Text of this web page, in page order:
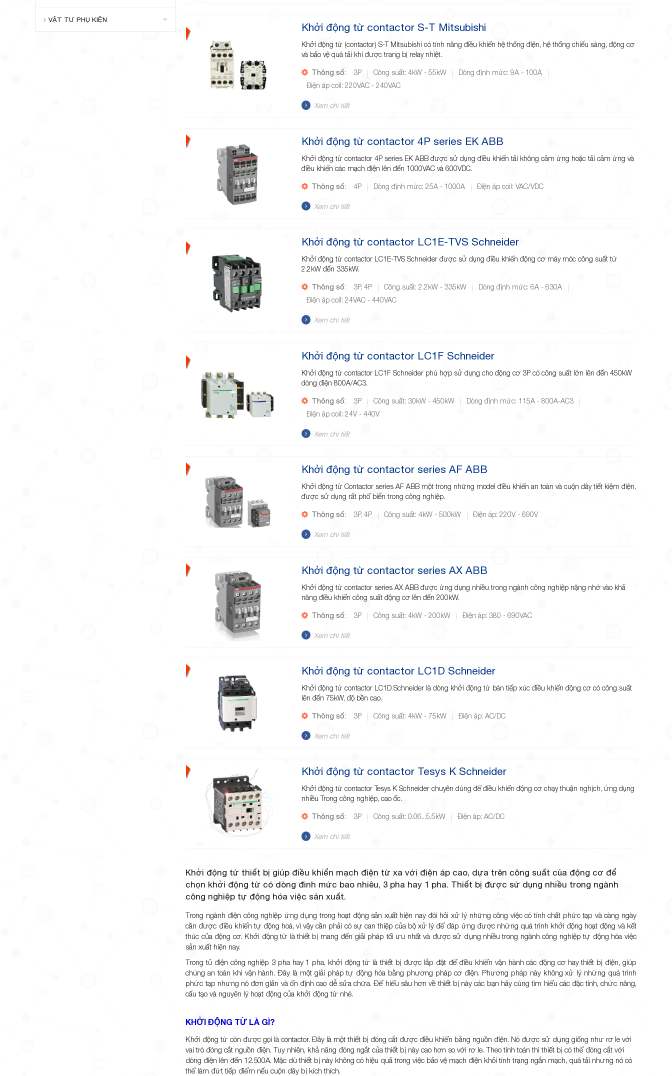
VẬT TƯ PHỤ KIỆN
Khởi động từ contactor S-T Mitsubishi
Khởi động từ (contactor) S-T Mitsubishi có tính năng điều khiển hệ thống điện, hệ thống chiếu sáng, động cơ
và bảo vệ quá tải khi được trang bị relay nhiệt.
Thông số: 3P Công suất: 4kW - 55kW
Dòng định mức: 9A - 100A
Điện áp coil: 220VAC - 240VAC
Xem chi tiết
Khởi động từ contactor 4P series EK ABB
Khởi động từ contactor 4P series EK ABB được sử dụng điều khiển tải không cảm ứng hoặc tải cảm ứng và
điều khiển các mạch điện lên đến 1000VAC và 600VDC.
Thông số: 4P Dòng định mức: 25A - 1000A Điện áp coil: VAC/VDC
Xem chi tiết
Khởi động từ contactor LC1E-TVS Schneider
Khởi động từ contactor LC1E-TVS Schneider được sử dụng điều khiển động cơ máy móc công suất từ
2.2kW đến 335kW.
Thông số: 3P, 4P Công suất: 2.2kW - 335kW
Dòng định mức: 6A - 630A
Điện áp coil: 24VAC - 440VAC
Xem chi tiết
Khởi động từ contactor LC1F Schneider
Khởi động từ contactor LC1F Schneider phù hợp sử dụng cho động cơ 3P có công suất lớn lên đến 450kW
dòng điện 800A/AC3.
Thông số: 3P Công suất: 30kW - 450kW
Dòng định mức: 115A - 800A-AC3
Điện áp coil: 24V - 440V
Xem chi tiết
Khởi động từ contactor series AF ABB
Khởi động từ Contactor series AF ABB một trong những model điều khiển an toàn và cuộn dây tiết kiệm điện,
được sử dụng rất phổ biến trong công nghiệp.
Thông số: 3P, 4P Công suất: 4kW - 500kW Điện áp: 220V - 690V
Xem chi tiết
Khởi động từ contactor series AX ABB
Khởi động từ contactor series AX ABB được ứng dụng nhiều trong ngành công nghiệp nặng nhờ vào khả
năng điều khiển công suất động cơ lên đến 200kW.
Thông số: 3P Công suất: 4kW - 200kW Điện áp: 380 - 690VAC
Xem chi tiết
Khởi động từ contactor LC1D Schneider
Khởi động từ contactor LC1D Schneider là dòng khởi động từ bán tiếp xúc điều khiển động cơ có công suất
lên đến 75kW, độ bền cao.
Thông số: 3P Công suất: 4kW - 75kW Điện áp: AC/DC
Xem chi tiết
Khởi động từ contactor Tesys K Schneider
Khởi động từ contactor Tesys K Schneider chuyên dùng để điều khiển động cơ chạy thuận nghịch, ứng dụng
nhiều Trong công nghiệp, cao ốc.
Thông số: 3P Công suất: 0.06...5.5kW Điện áp: AC/DC
Xem chi tiết
Khởi động từ thiết bị giúp điều khiển mạch điện từ xa với điện áp cao, dựa trên công suất của động cơ để
chọn khởi động từ có dòng đinh mức bao nhiêu, 3 pha hay 1 pha. Thiết bị được sử dụng nhiều trong ngành
công nghiệp tự động hóa việc sản xuất.
Trong ngành điện công nghiệp ứng dụng trong hoạt động sản xuất hiện nay đòi hỏi xử lý những công việc có tính chất phức tạp và càng ngày
cần được điều khiển tự động hoá, vì vậy cần phải có sự can thiệp của bộ xử lý để đáp ứng được những quá trình khởi động hoạt động và kết
thúc của động cơ. Khởi động từ là thiết bị mang đến giải pháp tối ưu nhất và được sử dụng nhiều trong ngành công nghiệp tự động hóa việc
sản xuất hiện nay.
Trong tủ điện công nghiệp 3 pha hay 1 pha, khởi động từ là thiết bị được lắp đặt để điều khiển vận hành các động cơ hay thiết bị điện, giúp
chúng an toàn khi vận hành. Đây là một giải pháp tự động hóa bằng phương pháp cơ điện. Phương pháp này không xử lý những quá trình
phức tạp nhưng nó đơn giản và ổn định cao dễ sửa chữa. Để hiểu sâu hơn về thiết bị này các bạn hãy cùng tìm hiểu các đặc tính, chức năng,
cấu tạo và nguyên lý hoạt động của khởi động từ nhé.
KHỞI ĐỘNG TỪ LÀ GÌ?
Khởi động từ còn được gọi là contactor. Đây là một thiết bị đóng cắt được điều khiển bằng nguồn điện. Nó được sử dụng giống như rơ le với
vai trò đóng cắt nguồn điện. Tuy nhiên, khả năng đóng ngắt của thiết bị này cao hơn so với rơ le. Theo tính toán thì thiết bị có thể đóng cắt với
dòng điện lên đến 12.500A. Mặc dù thiết bị này không có hiệu quả trong việc bảo vệ mạch điện khỏi tính trạng ngắn mạch, quá tải nhưng nó có
thể làm đứt tiếp điểm nếu cuộn dây bị kích thích.